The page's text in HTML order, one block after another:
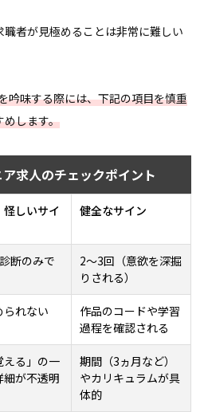
者が見極めることは非常に難しい
吟味する際には、下記の項目を慎重
めします。
求人のチェックポイント
怪しいサイ
健全なサイン
断のみで
2〜3回（意欲を深掘
りされる）
られない
作品のコードや学習
過程を確認される
える」の一
細が不透明
期間（3ヵ月など）
やカリキュラムが具
体的